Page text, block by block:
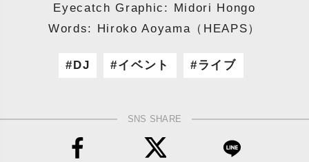
Eyecatch Graphic: Midori Hongo
Words: Hiroko Aoyama（HEAPS）
DJ イベント ライブ
SNS SHARE